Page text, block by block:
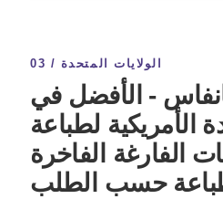
03 / الولايات المتحدة
- الأفضل في
الأمريكية لطباعة
الفارغة الفاخرة
حسب الطلب